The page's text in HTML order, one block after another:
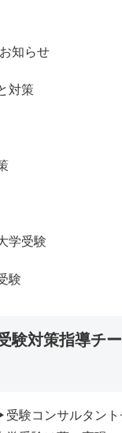
知らせ
対策
学受験
験
験対策指導チ
受験コンサルタント